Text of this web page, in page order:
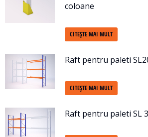
coloane
CITEȘTE MAI MULT
Raft pentru paleti
CITEȘTE MAI MULT
Raft pentru paleti SL